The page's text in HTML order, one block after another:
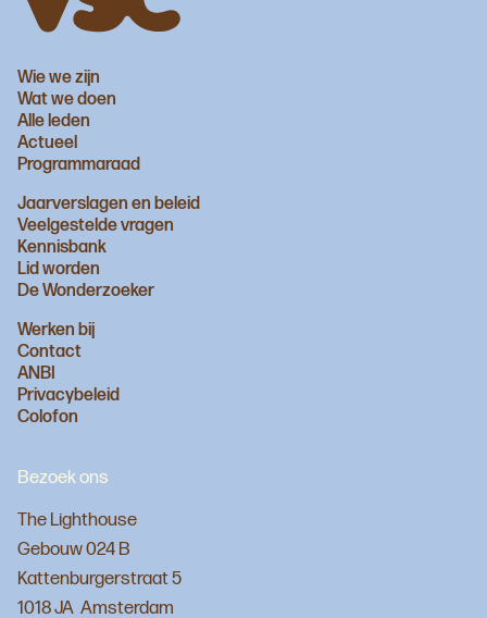
Wie we zijn
Wat we doen
Alle leden
Actueel
Programmaraad
Jaarverslagen en beleid
Veelgestelde vragen
Kennisbank
Lid worden
De Wonderzoeker
Werken bij
Contact
ANBI
Privacybeleid
Colofon
Bezoek ons
The Lighthouse
Gebouw 024 B
Kattenburgerstraat 5
1018 JA Amsterdam